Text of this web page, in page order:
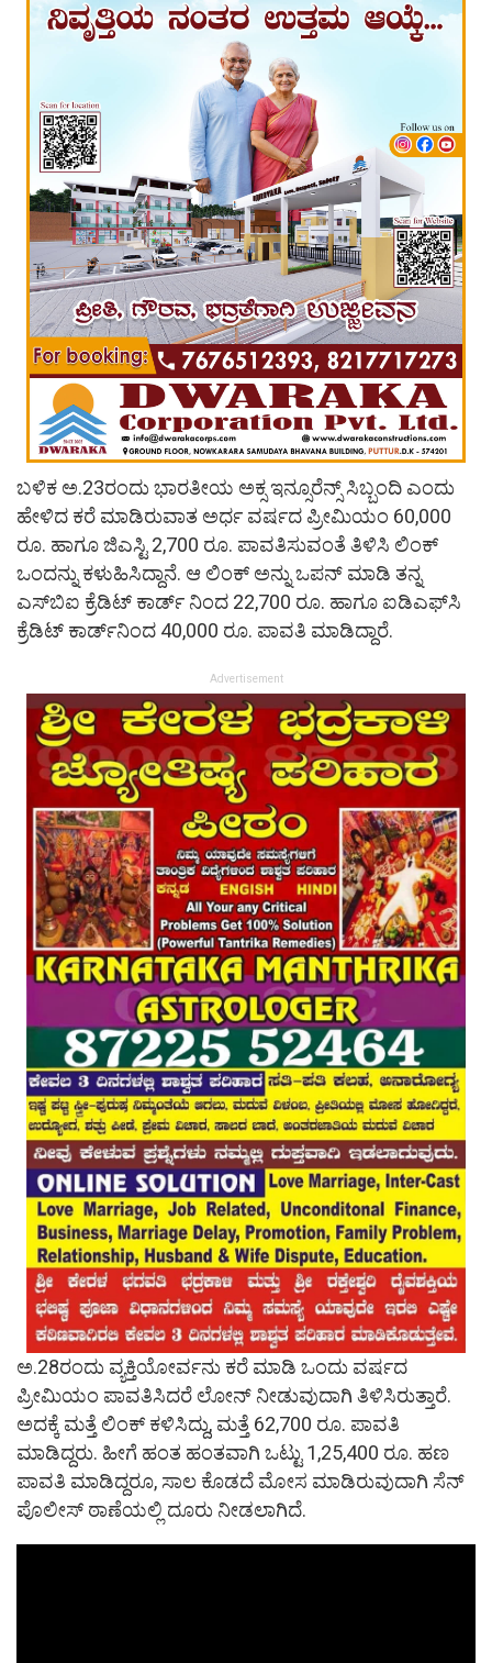
ಬಳಿಕ ಅ.23ರಂದು ಭಾರತೀಯ ಅಕ್ಸ ಇನ್ಸೂರೆನ್ಸ್ ಸಿಬ್ಬಂದಿ ಎಂದು
ಹೇಳಿದ ಕರೆ ಮಾಡಿರುವಾತ ಅರ್ಧ ವರ್ಷದ ಪ್ರೀಮಿಯಂ 60,000
ರೂ. ಹಾಗೂ ಜಿಎಸ್ಟಿ 2,700 ರೂ. ಪಾವತಿಸುವಂತೆ ತಿಳಿಸಿ ಲಿಂಕ್
ಒಂದನ್ನು ಕಳುಹಿಸಿದ್ದಾನೆ. ಆ ಲಿಂಕ್ ಅನ್ನು ಒಪನ್ ಮಾಡಿ ತನ್ನ
ಎಸ್‌ಬಿಐ ಕ್ರೆಡಿಟ್ ಕಾರ್ಡ್ ನಿಂದ 22,700 ರೂ. ಹಾಗೂ ಐಡಿಎಫ್‌ಸಿ
ಕ್ರೆಡಿಟ್ ಕಾರ್ಡ್‌ನಿಂದ 40,000 ರೂ. ಪಾವತಿ ಮಾಡಿದ್ದಾರೆ.
Advertisement
ಅ.28ರಂದು ವ್ಯಕ್ತಿಯೋರ್ವನು ಕರೆ ಮಾಡಿ ಒಂದು ವರ್ಷದ
ಪ್ರೀಮಿಯಂ ಪಾವತಿಸಿದರೆ ಲೋನ್ ನೀಡುವುದಾಗಿ ತಿಳಿಸಿರುತ್ತಾರೆ.
ಅದಕ್ಕೆ ಮತ್ತೆ ಲಿಂಕ್ ಕಳಿಸಿದ್ದು, ಮತ್ತೆ 62,700 ರೂ. ಪಾವತಿ
ಮಾಡಿದ್ದರು. ಹೀಗೆ ಹಂತ ಹಂತವಾಗಿ ಒಟ್ಟು 1,25,400 ರೂ. ಹಣ
ಪಾವತಿ ಮಾಡಿದ್ದರೂ, ಸಾಲ ಕೊಡದೆ ಮೋಸ ಮಾಡಿರುವುದಾಗಿ ಸೆನ್
ಪೊಲೀಸ್ ಠಾಣೆಯಲ್ಲಿ ದೂರು ನೀಡಲಾಗಿದೆ.